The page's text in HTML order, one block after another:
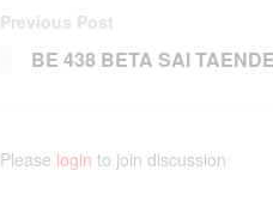
Previous Post
BE 438 BETA SAI
Please login to join discussion